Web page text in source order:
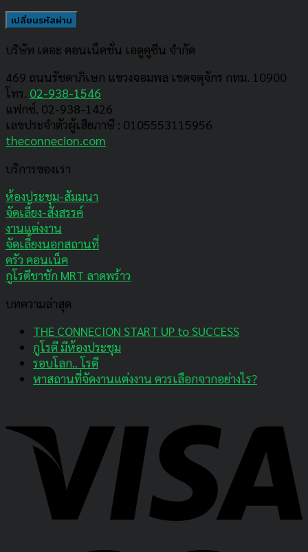
เปลี่ยนรหัสผ่าน
บริษัท เดอะ คอนเน็คชั่น เอดูคูซีน จำกัด
469 ถนนรัชดาภิเษก แขวงจอมพล เขตจตุจักร กทม. 10900
โทร. 02-938-1546
แฟกซ์. 02-938-1426
เลขประจำตัวผู้เสียภาษี : 0105553115956
theconnecion.com
บริการของเรา
ห้องประชุม-สัมมนา
จัดเลี้ยง-สังสรรค์
งานแต่งงาน
จัดเลี้ยงนอกสถานที่
ครัว คอนเน็ค
กูโรตีชาชัก MRT ลาดพร้าว
บทความล่าสุด
THE CONNECION START UP to SUCCESS
กูโรตี มีห้องประชุม
รอบโลก.. โรตี
หาสถานที่จัดงานแต่งงาน ควรเลือกจากอย่างไร?